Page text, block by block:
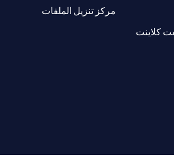
opens in a new
كلاينت
مركز تنزيل الملفات